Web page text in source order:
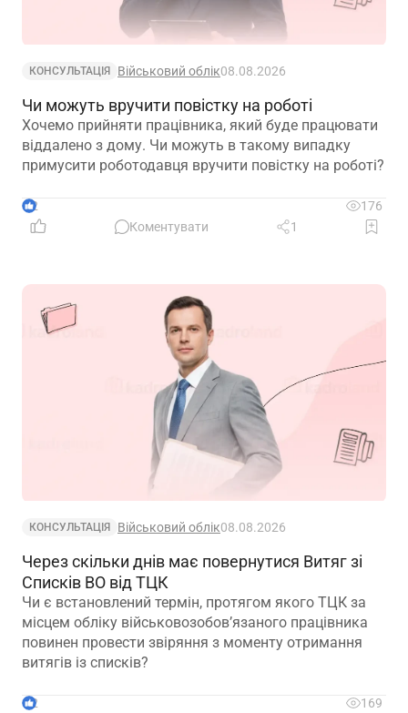
КОНСУЛЬТАЦІЯ Військовий облік08.08.2026
Чи можуть вручити повістку на роботі
Хочемо прийняти працівника, який буде працювати
віддалено з дому. Чи можуть в такому випадку
примусити роботодавця вручити повістку на роботі?
2
176
Коментувати
1
КОНСУЛЬТАЦІЯ Військовий облік08.08.2026
Через скільки днів має повернутися Витяг зі
Списків ВО від ТЦК
Чи є встановлений термін, протягом якого ТЦК за
місцем обліку військовозобов’язаного працівника
повинен провести звіряння з моменту отримання
витягів із списків?
2
169